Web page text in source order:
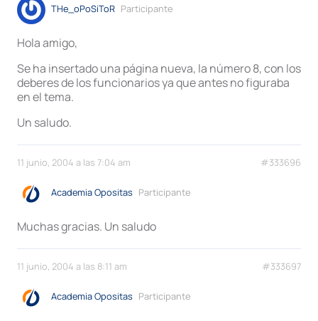
THe_oPoSiToR Participante
Hola amigo,
Se ha insertado una página nueva, la número 8, con los
deberes de los funcionarios ya que antes no figuraba
en el tema.
Un saludo.
11 junio, 2004 a las 7:04 am #333696
Academia Opositas Participante
Muchas gracias. Un saludo
11 junio, 2004 a las 8:11 am #333697
Academia Opositas Participante